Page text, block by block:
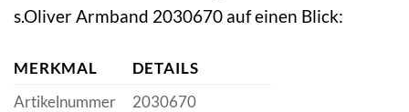
s.Oliver Armband 2030670 auf einen Blick:
MERKMAL
DETAILS
Artikelnummer
2030670